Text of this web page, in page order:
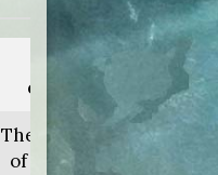
Titolo
originale:
The adventures
of Robin Hood